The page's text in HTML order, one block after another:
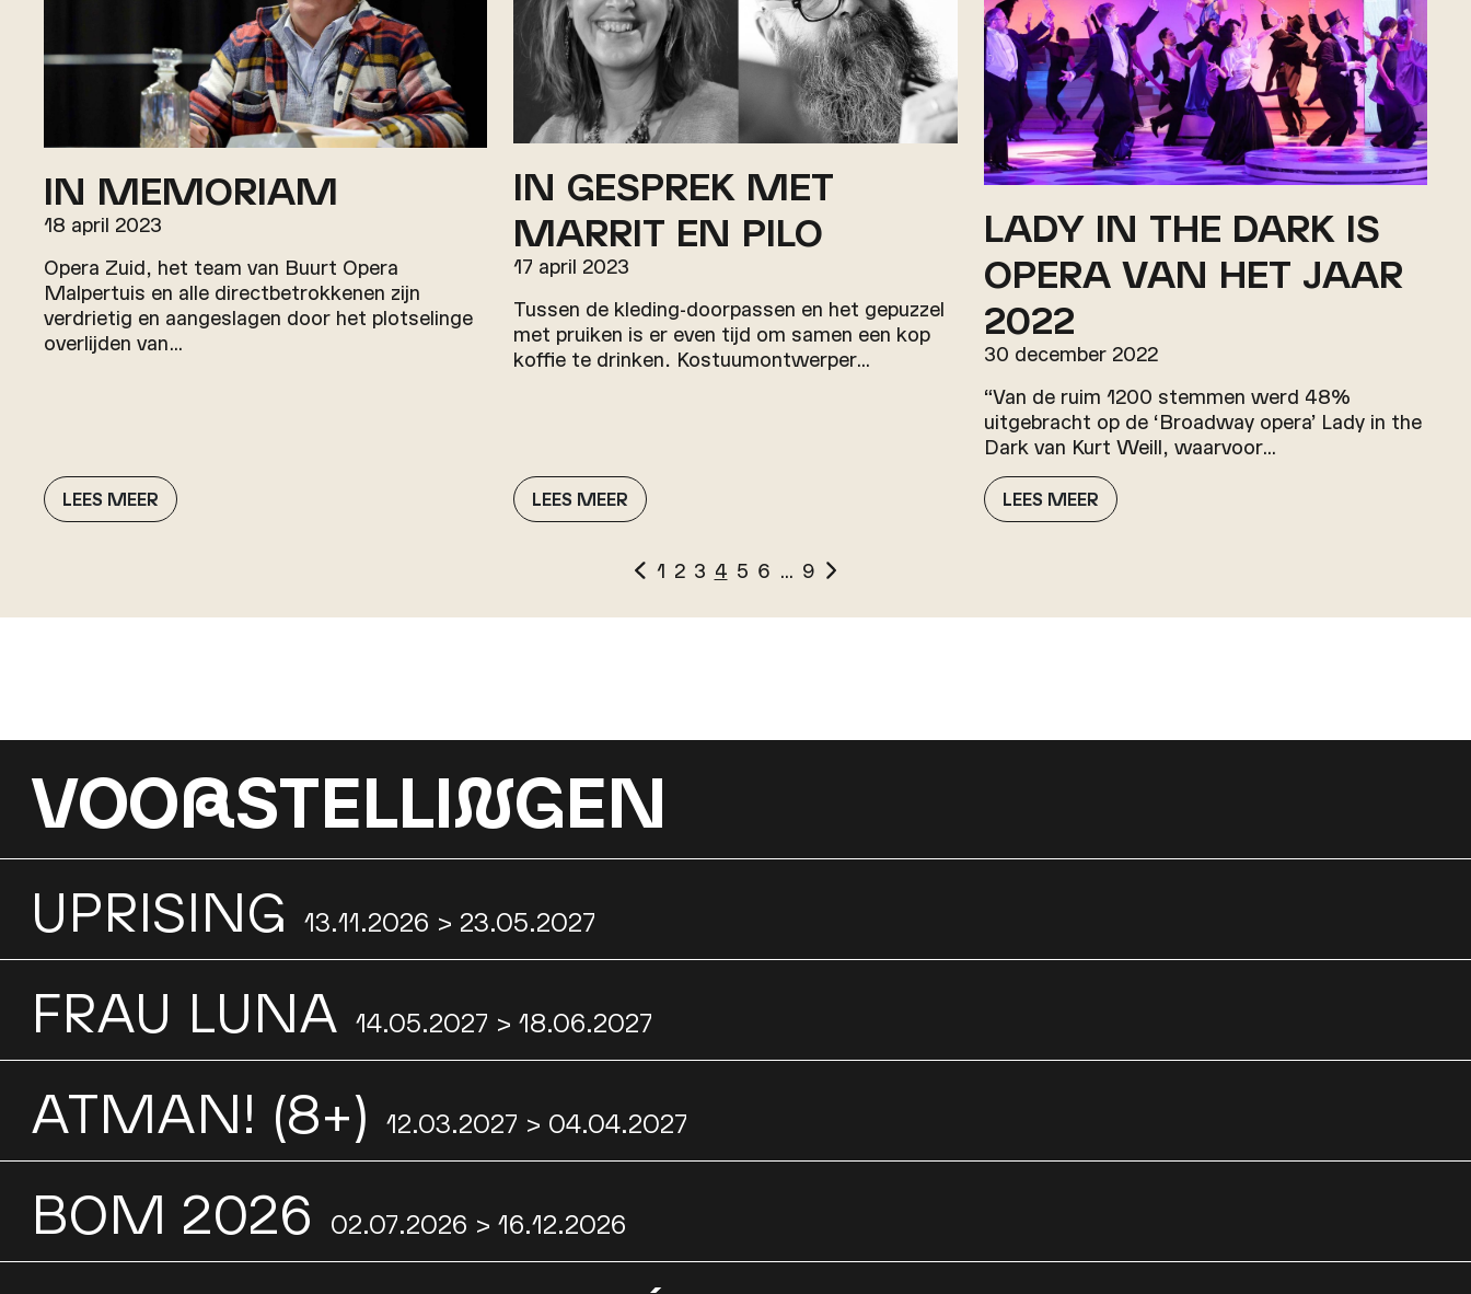
IN MEMORIAM
18 april 2023
Opera Zuid, het team van Buurt Opera
Malpertuis en alle directbetrokkenen zijn
verdrietig en aangeslagen door het plotselinge
overlijden van…
LEES MEER
IN GESPREK MET
MARRIT EN PILO
17 april 2023
Tussen de kleding-doorpassen en het gepuzzel
met pruiken is er even tijd om samen een kop
koffie te drinken. Kostuumontwerper…
LEES MEER
LADY IN THE DARK IS
OPERA VAN HET JAAR
2022
30 december 2022
“Van de ruim 1200 stemmen werd 48%
uitgebracht op de ‘Broadway opera’ Lady in the
Dark van Kurt Weill, waarvoor…
LEES MEER
1 2 3 4 5 6 … 9
VOORSTELLINGEN
UPRISING 13.11.2026 > 23.05.2027
FRAU LUNA 14.05.2027 > 18.06.2027
ATMAN! (8+) 12.03.2027 > 04.04.2027
BOM 2026 02.07.2026 > 16.12.2026